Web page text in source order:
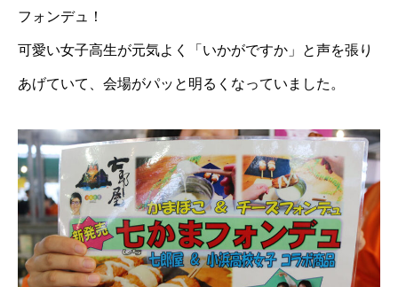
フォンデュ！
可愛い女子高生が元気よく「いかがですか」と声を張り
あげていて、会場がパッと明るくなっていました。